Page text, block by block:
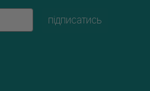
підписатись